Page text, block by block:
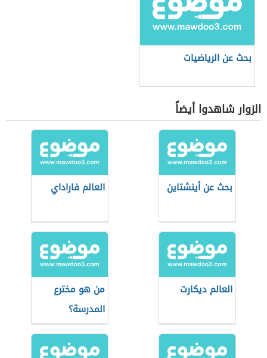
بحث عن الرياضيات
الزوار شاهدوا أيضاً
بحث عن أينشتاين العالم فاراداي
العالم ديكارت
من هو مخترع
المدرسة؟